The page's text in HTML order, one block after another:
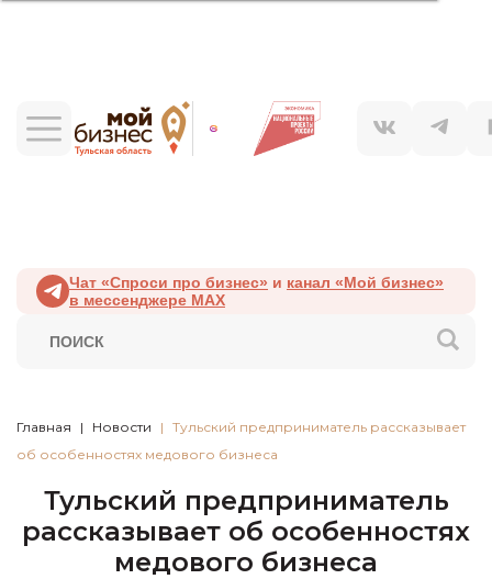
Чат «Спроси про бизнес» и канал «Мой бизнес»
в мессенджере MAX
Главная Новости
Тульский предприниматель рассказывает
об особенностях медового бизнеса
Тульский предприниматель
рассказывает об особенностях
медового бизнеса